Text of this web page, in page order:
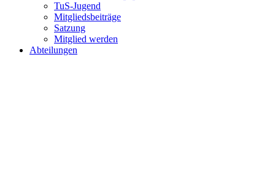
TuS-Jugend
Mitgliedsbeiträge
Satzung
Mitglied werden
Abteilungen